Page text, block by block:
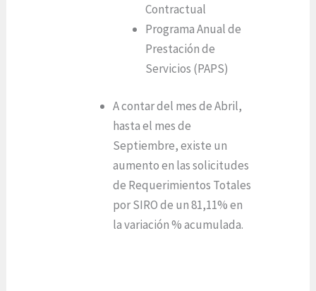
Contractual
Programa Anual de
Prestación de
Servicios (PAPS)
A contar del mes de Abril,
hasta el mes de
Septiembre, existe un
aumento en las solicitudes
de Requerimientos Totales
por SIRO de un 81,11% en
la variación % acumulada.